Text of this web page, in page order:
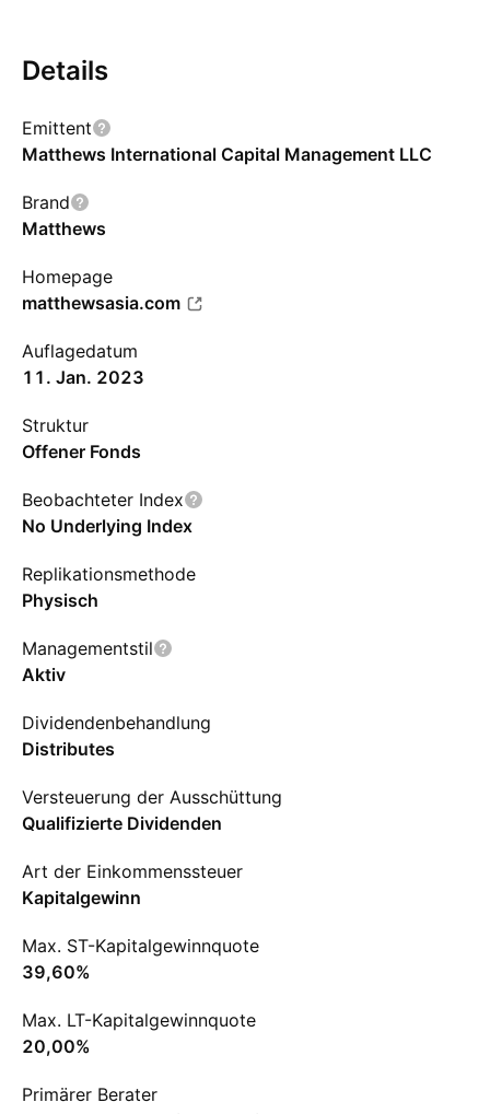
Details
Emittent
Matthews International Capital Management LLC
Brand
Matthews
Homepage
matthewsasia.com
Auflagedatum
11. Jan. 2023
Struktur
Offener Fonds
Beobachteter Index
No Underlying Index
Replikationsmethode
Physisch
Managementstil
Aktiv
Dividendenbehandlung
Distributes
Versteuerung der Ausschüttung
Qualifizierte Dividenden
Art der Einkommenssteuer
Kapitalgewinn
Max. ST-Kapitalgewinnquote
39,60%
Max. LT-Kapitalgewinnquote
20,00%
Primärer Berater